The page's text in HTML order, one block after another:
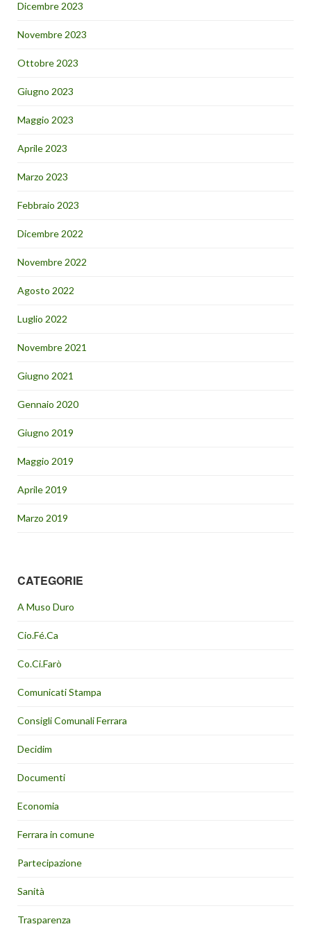
Dicembre 2023
Novembre 2023
Ottobre 2023
Giugno 2023
Maggio 2023
Aprile 2023
Marzo 2023
Febbraio 2023
Dicembre 2022
Novembre 2022
Agosto 2022
Luglio 2022
Novembre 2021
Giugno 2021
Gennaio 2020
Giugno 2019
Maggio 2019
Aprile 2019
Marzo 2019
CATEGORIE
A Muso Duro
Cio.Fé.Ca
Co.Ci.Farò
Comunicati Stampa
Consigli Comunali Ferrara
Decidim
Documenti
Economia
Ferrara in comune
Partecipazione
Sanità
Trasparenza